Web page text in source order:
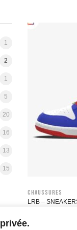
1
2
1
5
20
16
13
15
Chaussures
LRB –